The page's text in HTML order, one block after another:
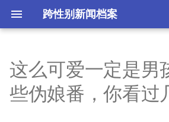
跨性别新闻档案
n
t
正文
这么可爱一定是男
些伪娘番，你看过